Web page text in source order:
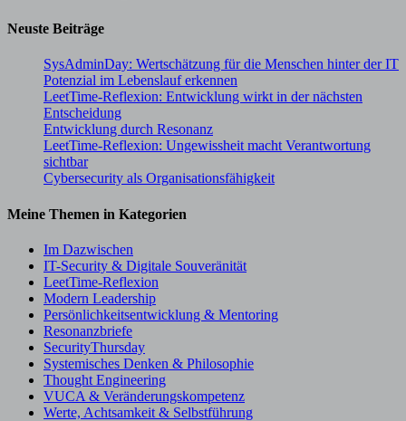
Neuste Beiträge
SysAdminDay: Wertschätzung für die Menschen hinter der IT
Potenzial im Lebenslauf erkennen
LeetTime-Reflexion: Entwicklung wirkt in der nächsten
Entscheidung
Entwicklung durch Resonanz
LeetTime-Reflexion: Ungewissheit macht Verantwortung
sichtbar
Cybersecurity als Organisationsfähigkeit
Meine Themen in Kategorien
Im Dazwischen
IT-Security & Digitale Souveränität
LeetTime-Reflexion
Modern Leadership
Persönlichkeitsentwicklung & Mentoring
Resonanzbriefe
SecurityThursday
Systemisches Denken & Philosophie
Thought Engineering
VUCA & Veränderungskompetenz
Werte, Achtsamkeit & Selbstführung